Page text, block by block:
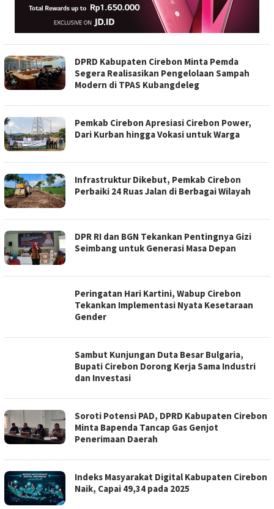
DPRD Kabupaten Cirebon Minta Pemda
Segera Realisasikan Pengelolaan Sampah
Modern di TPAS Kubangdeleg
Pemkab Cirebon Apresiasi Cirebon Power,
Dari Kurban hingga Vokasi untuk Warga
Infrastruktur Dikebut, Pemkab Cirebon
Perbaiki 24 Ruas Jalan di Berbagai Wilayah
DPR RI dan BGN Tekankan Pentingnya Gizi
Seimbang untuk Generasi Masa Depan
Peringatan Hari Kartini, Wabup Cirebon
Tekankan Implementasi Nyata Kesetaraan
Gender
Sambut Kunjungan Duta Besar Bulgaria,
Bupati Cirebon Dorong Kerja Sama Industri
dan Investasi
Soroti Potensi PAD, DPRD Kabupaten Cirebon
Minta Bapenda Tancap Gas Genjot
Penerimaan Daerah
Indeks Masyarakat Digital Kabupaten Cirebon
Naik, Capai 49,34 pada 2025